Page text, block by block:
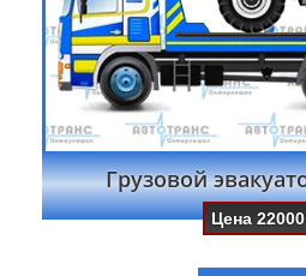
Грузовой
Цена22000